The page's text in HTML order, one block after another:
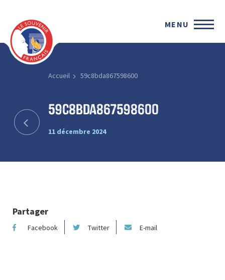
MENU
Accueil 59c8bda867598600
59c8bda867598600
11 décembre 2024
Partager
Facebook Twitter E-mail